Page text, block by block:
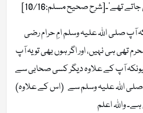
تھے‘۔[شرح صحيح مسلم:10/16]
آپ صلی اللہ علیہ وسلم امِ حرام رضی
تھی ہی نہیں، اور اگر ہوں بھی تو یہ آپ
آپ کے علاوہ دیگر کسی صحابی سے
صلی اللہ علیہ وسلم سے (اس کے علاوہ)
واللہ اعلم